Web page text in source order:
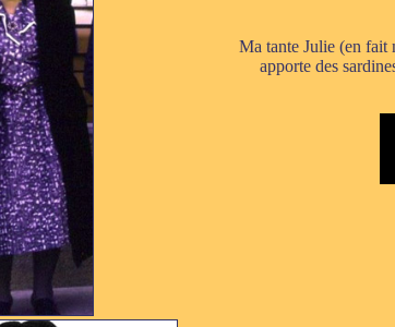
Ma tante Julie (en fait
apporte des